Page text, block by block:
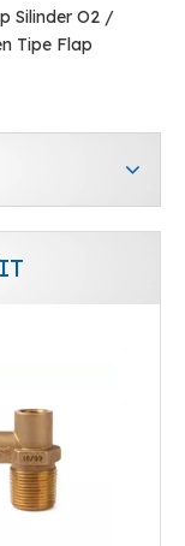
Silinder O2 /
Tipe Flap